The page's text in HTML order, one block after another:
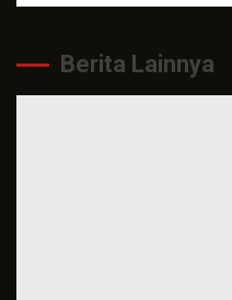
Berita Lainnya